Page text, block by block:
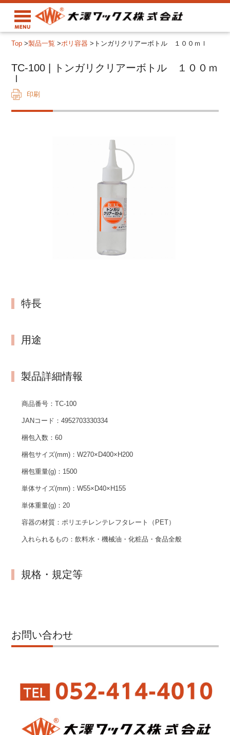
Top >製品一覧 >ポリ容器 > トンガリクリアーボトル １００ｍｌ
TC-100 | トンガリクリアーボトル １００ｍ
ｌ
印刷
特長
用途
製品詳細情報
商品番号：TC-100
JANコード：4952703330334
梱包入数：60
梱包サイズ(mm)：W270×D400×H200
梱包重量(g)： 1500
単体サイズ(mm)：W55×D40×H155
単体重量(g)：20
容器の材質：ポリエチレンテレフタレート（PET）
入れられるもの：飲料水・機械油・化粧品・食品全般
規格・規定等
お問い合わせ